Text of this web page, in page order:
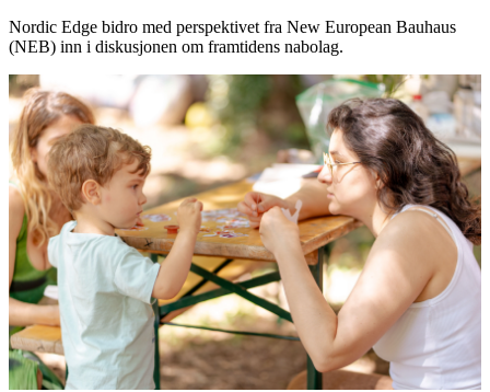
Nordic Edge bidro med perspektivet fra New European Bauhaus
(NEB) inn i diskusjonen om framtidens nabolag.